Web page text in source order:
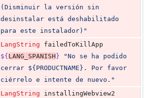
(Disminuir la versión sin
desinstalar está deshabilitado
para este instalador) "
LangString
${ LANG_SPANISH } "No se ha podido
cerrar ${PRODUCTNAME}. Por favor
ciérrelo e intente de nuevo. "
LangString